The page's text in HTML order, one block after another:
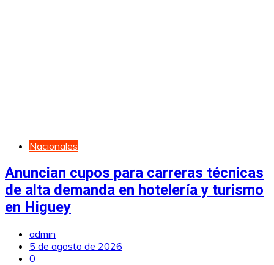
Nacionales
Anuncian cupos para carreras técnicas
de alta demanda en hotelería y turismo
en Higuey
admin
5 de agosto de 2026
0